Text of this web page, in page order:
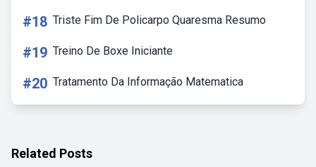
#18 Triste Fim De Policarpo Quaresma Resumo
#19 Treino De Boxe Iniciante
#20 Tratamento Da Informação Matematica
Related Posts